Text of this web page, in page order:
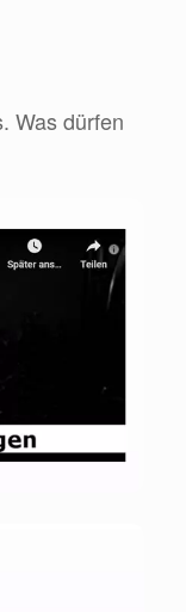
Was dürfen